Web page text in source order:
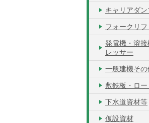
キャリアダン
フォークリフ
発電機・溶
レッサー
一般建機その
敷鉄板・ロー
下水道資材等
仮設資材